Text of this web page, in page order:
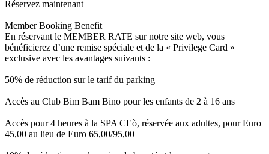
Réservez maintenant
Member Booking Benefit
En réservant le MEMBER RATE sur notre site web, vous
bénéficierez d’une remise spéciale et de la « Privilege Card »
exclusive avec les avantages suivants :
50% de réduction sur le tarif du parking
Accès au Club Bim Bam Bino pour les enfants de 2 à 16 ans
Accès pour 4 heures à la SPA CEò, réservée aux adultes, pour Euro
45,00 au lieu de Euro 65,00/95,00